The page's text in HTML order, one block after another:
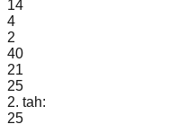
14
4
2
40
21
25
2. tah:
25